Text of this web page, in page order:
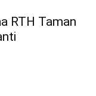
RTH Taman